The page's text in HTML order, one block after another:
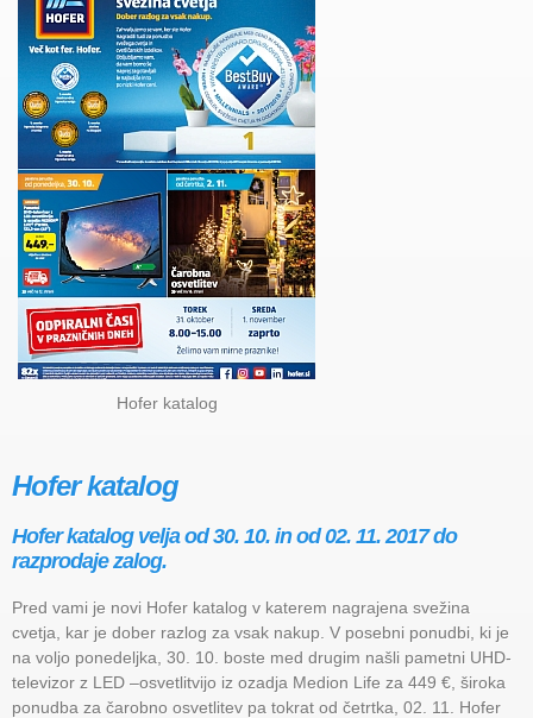
Hofer katalog
Hofer katalog
Hofer katalog velja od 30. 10. in od 02. 11. 2017 do
razprodaje zalog.
Pred vami je novi Hofer katalog v katerem nagrajena svežina
cvetja, kar je dober razlog za vsak nakup. V posebni ponudbi, ki je
na voljo ponedeljka, 30. 10. boste med drugim našli pametni UHD-
televizor z LED –osvetlitvijo iz ozadja Medion Life za 449 €, široka
ponudba za čarobno osvetlitev pa tokrat od četrtka, 02. 11. Hofer